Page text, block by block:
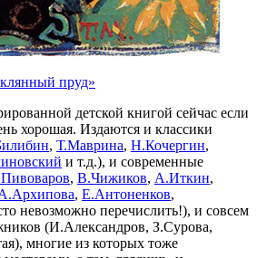
пруд»
детской книгой сейчас если
хорошая. Издаются и классики
, Т.Маврина, Н.Кочергин,
и т.д.), и современные
, В.Чижиков, А.Иткин,
, Е.Антоненков,
невозможно перечислить!), и совсем
(И.Александров, З.Сурова,
многие из которых тоже